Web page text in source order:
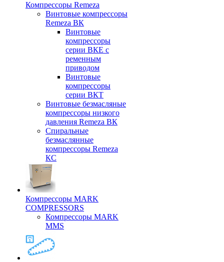
Компрессоры Remeza
Винтовые компрессоры
Remeza ВК
Винтовые
компрессоры
серии ВКЕ с
ременным
приводом
Винтовые
компрессоры
серии ВКТ
Винтовые безмасляные
компрессоры низкого
давления Remeza ВК
Спиральные
безмаслянные
компрессоры Remeza
КС
Компрессоры MARK
COMPRESSORS
Компрессоры MARK
MMS